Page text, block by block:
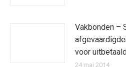
Vakbonden –
voor
24 mai 2014